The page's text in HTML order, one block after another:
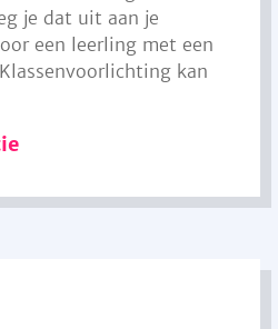
je dat uit aan je
een leerling met een
kan